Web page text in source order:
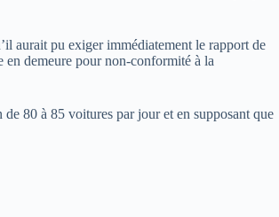
aurait pu exiger immédiatement le rapport de
en demeure pour non-conformité à la
80 à 85 voitures par jour et en supposant que